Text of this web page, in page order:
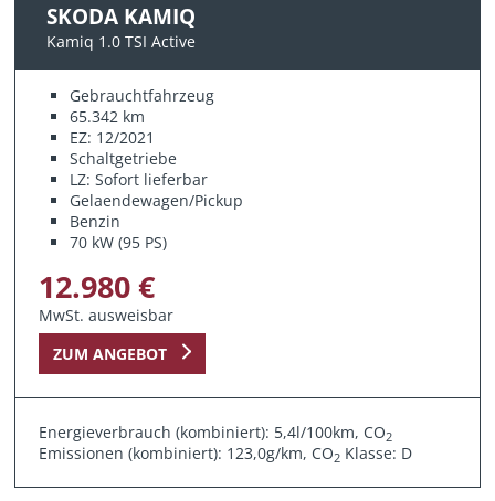
SKODA KAMIQ
Kamiq 1.0 TSI Active
Gebrauchtfahrzeug
65.342 km
EZ: 12/2021
Schaltgetriebe
LZ: Sofort lieferbar
Gelaendewagen/Pickup
Benzin
70 kW (95 PS)
12.980 €
MwSt. ausweisbar
ZUM ANGEBOT
Energieverbrauch (kombiniert): 5,4l/100km, CO2
Emissionen (kombiniert): 123,0g/km, CO2 Klasse: D